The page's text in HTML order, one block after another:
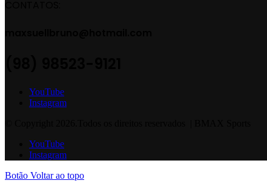
YouTube
Instagram
YouTube
Instagram
Botão Voltar ao topo